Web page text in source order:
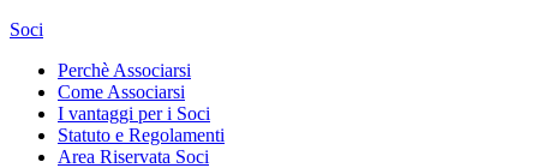
Soci
Perchè Associarsi
Come Associarsi
I vantaggi per i Soci
Statuto e Regolamenti
Area Riservata Soci